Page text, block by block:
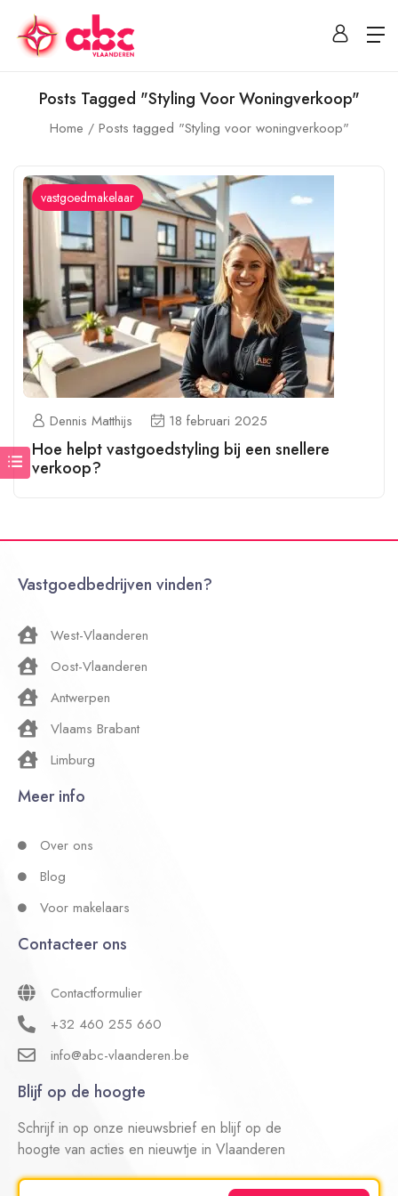
Posts Tagged "Styling Voor Woningverkoop"
Home Posts tagged "Styling voor woningverkoop"
vastgoedmakelaar
Dennis Matthijs 18 februari 2025
Hoe helpt vastgoedstyling bij een snellere
verkoop?
Vastgoedbedrijven vinden?
West-Vlaanderen
Oost-Vlaanderen
Antwerpen
Vlaams Brabant
Limburg
Meer info
Over ons
Blog
Voor makelaars
Contacteer ons
Contactformulier
+32 460 255 660
info@abc-vlaanderen.be
Blijf op de hoogte
Schrijf in op onze nieuwsbrief en blijf op de
hoogte van acties en nieuwtje in Vlaanderen